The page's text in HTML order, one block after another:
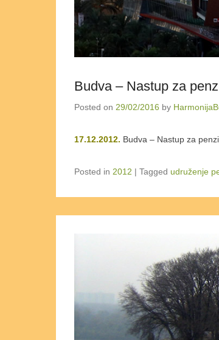
Budva – Nastup za
Posted on 29/02/2016 by
17.12.2012. Budva – Nastup za
Posted in 2012 | Tagged udruženje